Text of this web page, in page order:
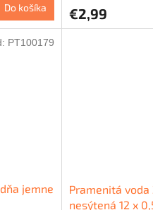
Do košíka €2,99
jemne
PT100179
Pramenitá
nesýtená 12 x